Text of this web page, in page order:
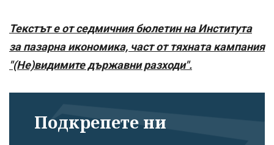
Текстът е от седмичния бюлетин на Института
за пазарна икономика, част от тяхната кампания
"(Не)видимите държавни разходи".
Подкрепете ни